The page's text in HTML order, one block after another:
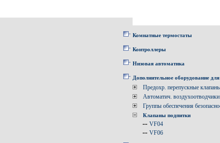
Комнатные термостаты
Контроллеры
Низовая автоматика
Дополнительное оборудование
Предохр. перепускные
Автоматич. воздухоотводчики
Группы обеспечения
Клапаны подпитки
-- VF04
-- VF06